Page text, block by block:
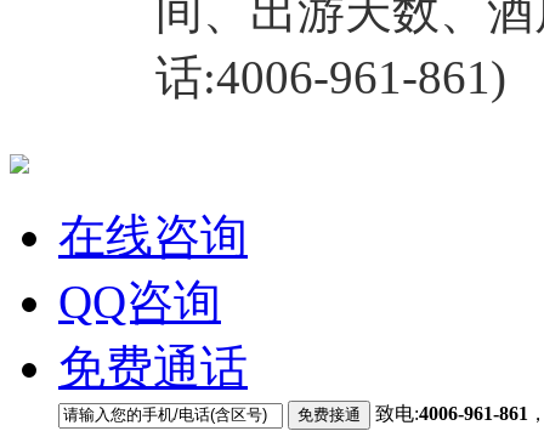
间、出游天数、
话:4006-961-861)
在线咨询
QQ咨询
免费通话
致电:4006-961-861